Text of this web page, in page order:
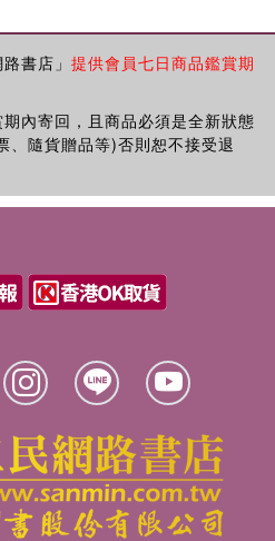
上馬術課，順便等爸爸接我。當
在練習場的邊邊不斷繞圈圈，場
有幾個障礙選手正在練習，場內
馬又多又快，不可以到中間！」
。
嘟噥著，邊拉著小馬「閃電」往
馬，牠的皮毛是咖啡色的，但鬃
。雖然名字很帥，但閃電有怪毛
斜掛在嘴巴外，教練常笑那道白
上的塗鴉噴漆。
打算目測跳起來可能多高，接著
，阿福教練大喊：「靠邊！快靠
來不及了，閃電被疾馳而過的大
在鞍上被震得屁股彈了好幾下，
道低矮的障礙竿，我重心不穩人
勾住，但閃電轉一個彎又跳過另
我向天空甩去。
書店」 提供會員七日商品鑑賞期
內寄回，且商品必須是全新狀態
、隨貨贈品等)否則恕不接受退